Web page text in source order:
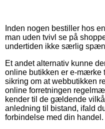
Inden nogen bestiller hos
man uden tvivl se på
undertiden ikke særlig
Et andet alternativ kunne
online butikken er e-mærke
sikring om at webbutikken
online forretningen
kender til de gældende
anledning til bistand, ifald
forbindelse med din handel.